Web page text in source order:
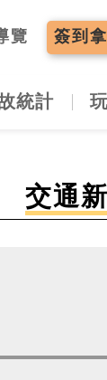
覽 簽到
統計
交通